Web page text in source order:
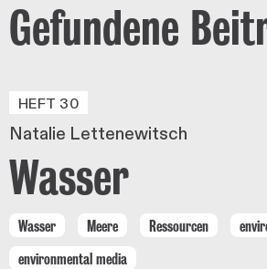
Gefundene
HEFT 30
Natalie Lettenewitsch
Wasser
Wasser Meere Ressourcen
environmental media